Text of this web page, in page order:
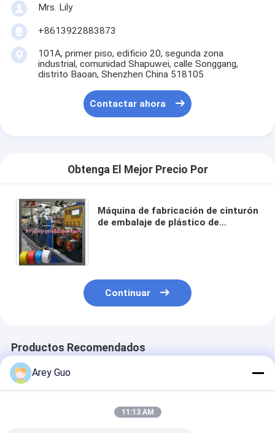
Mrs. Lily
+8613922883873
101A, primer piso, edificio 20, segunda zona
industrial, comunidad Shapuwei, calle Songgang,
distrito Baoan, Shenzhen China 518105
Contactar ahora
Obtenga El Mejor Precio Por
Máquina de fabricación de cinturón
de embalaje de plástico de
Continuar
Productos Recomendados
Arey Guo
11:13 AM